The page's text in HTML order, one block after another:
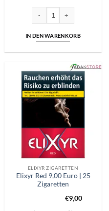
Zigaretten MengeElixyr Green Plus Zigaretten
IN DEN WARENKORB
ELIXYR ZIGARETTEN
Elixyr Red 9,00 Euro | 25
Zigaretten
€9,00